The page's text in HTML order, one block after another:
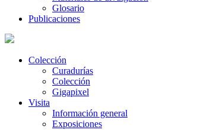
Glosario
Publicaciones
Colección
Curadurías
Colección
Gigapixel
Visita
Información general
Exposiciones